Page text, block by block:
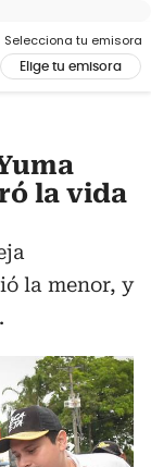
Selecciona tu emisora
Elige tu emisora
la vida
la menor, y